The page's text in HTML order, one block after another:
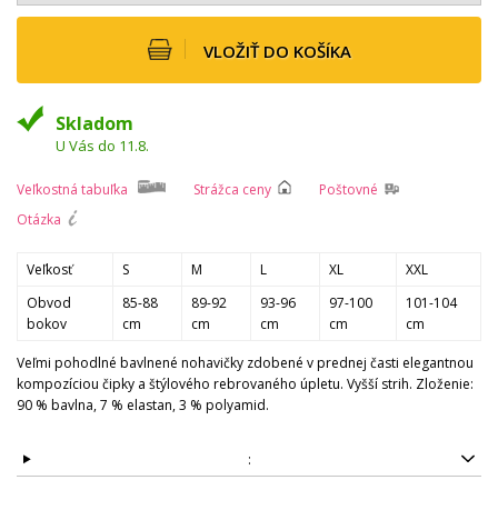
VLOŽIŤ DO KOŠÍKA
Skladom
U Vás do 11.8.
Veľkostná tabuľka Strážca ceny
Poštovné
Otázka
Veľkosť S M L XL
XXL
Obvod
bokov
85-88
cm
89-92
cm
93-96
cm
97-100
cm
101-104
cm
Veľmi pohodlné bavlnené nohavičky zdobené v prednej časti elegantnou
kompozíciou čipky a štýlového rebrovaného úpletu. Vyšší strih. Zloženie:
90 % bavlna, 7 % elastan, 3 % polyamid.
: